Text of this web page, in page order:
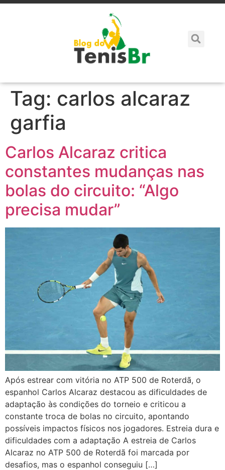
Tag: carlos alcaraz
garfia
Carlos Alcaraz critica
constantes mudanças nas
bolas do circuito: “Algo
precisa mudar”
Após estrear com vitória no ATP 500 de Roterdã, o
espanhol Carlos Alcaraz destacou as dificuldades de
adaptação às condições do torneio e criticou a
constante troca de bolas no circuito, apontando
possíveis impactos físicos nos jogadores. Estreia dura e
dificuldades com a adaptação A estreia de Carlos
Alcaraz no ATP 500 de Roterdã foi marcada por
desafios, mas o espanhol conseguiu […]